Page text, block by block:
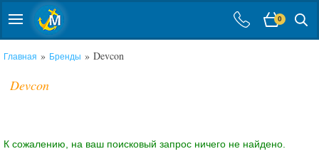
0
Главная » Бренды » Devcon
Devcon
К сожалению, на ваш поисковый запрос ничего не найдено.